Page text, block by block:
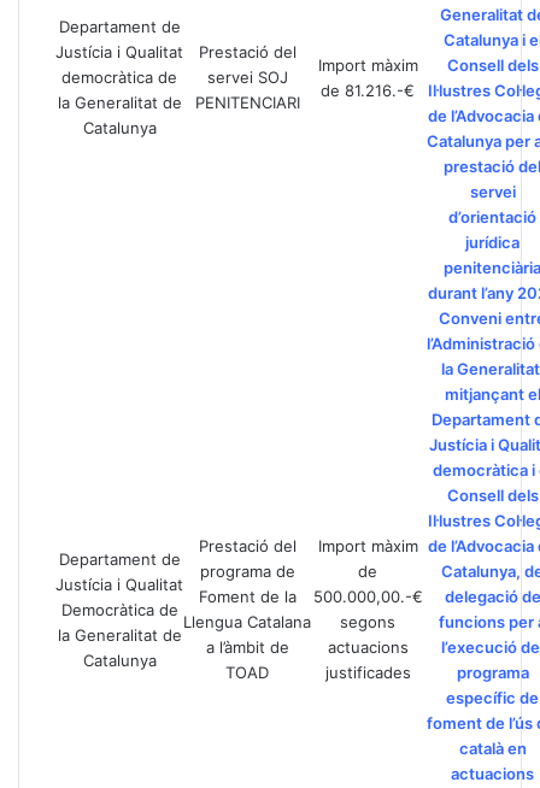
Departament de
Justícia i Qualitat
democràtica de
la Generalitat de
Catalunya
Prestació del
servei SOJ
PENITENCIARI
Import màxim
de 81.216.-€
Generalitat
Catalunya i
Consell dels
Il·lustres
de l’Advocacia
Catalunya per
prestació del
servei
d’orientació
jurídica
penitenciària
durant l’any
Departament de
Justícia i Qualitat
Democràtica de
la Generalitat de
Catalunya
Prestació del
programa de
Foment de la
Llengua Catalana
a l’àmbit de
TOAD
Import màxim
de
500.000,00.-€
segons
actuacions
justificades
Conveni
l’Administració
la
mitjançant el
Departament
Justícia i
democràtica i
Consell dels
Il·lustres
de l’Advocacia
Catalunya,
delegació de
funcions per
l’execució
programa
específic de
foment de l’ús
català en
actuacions